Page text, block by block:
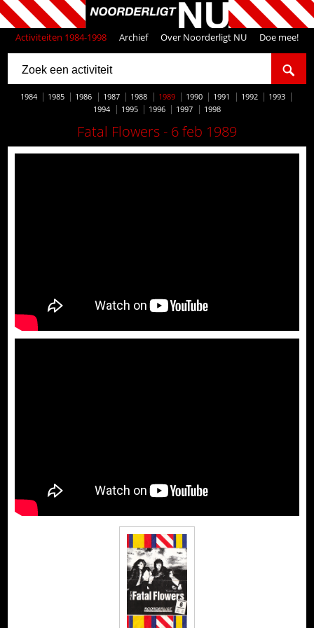
Activiteiten 1984-1998 Archief Over Noorderligt NU Doe mee!
1984 1985 1986 1987 1988 1989 1990 1991 1992
1993
1994
1995 1996 1997 1998
Fatal Flowers - 6 feb 1989